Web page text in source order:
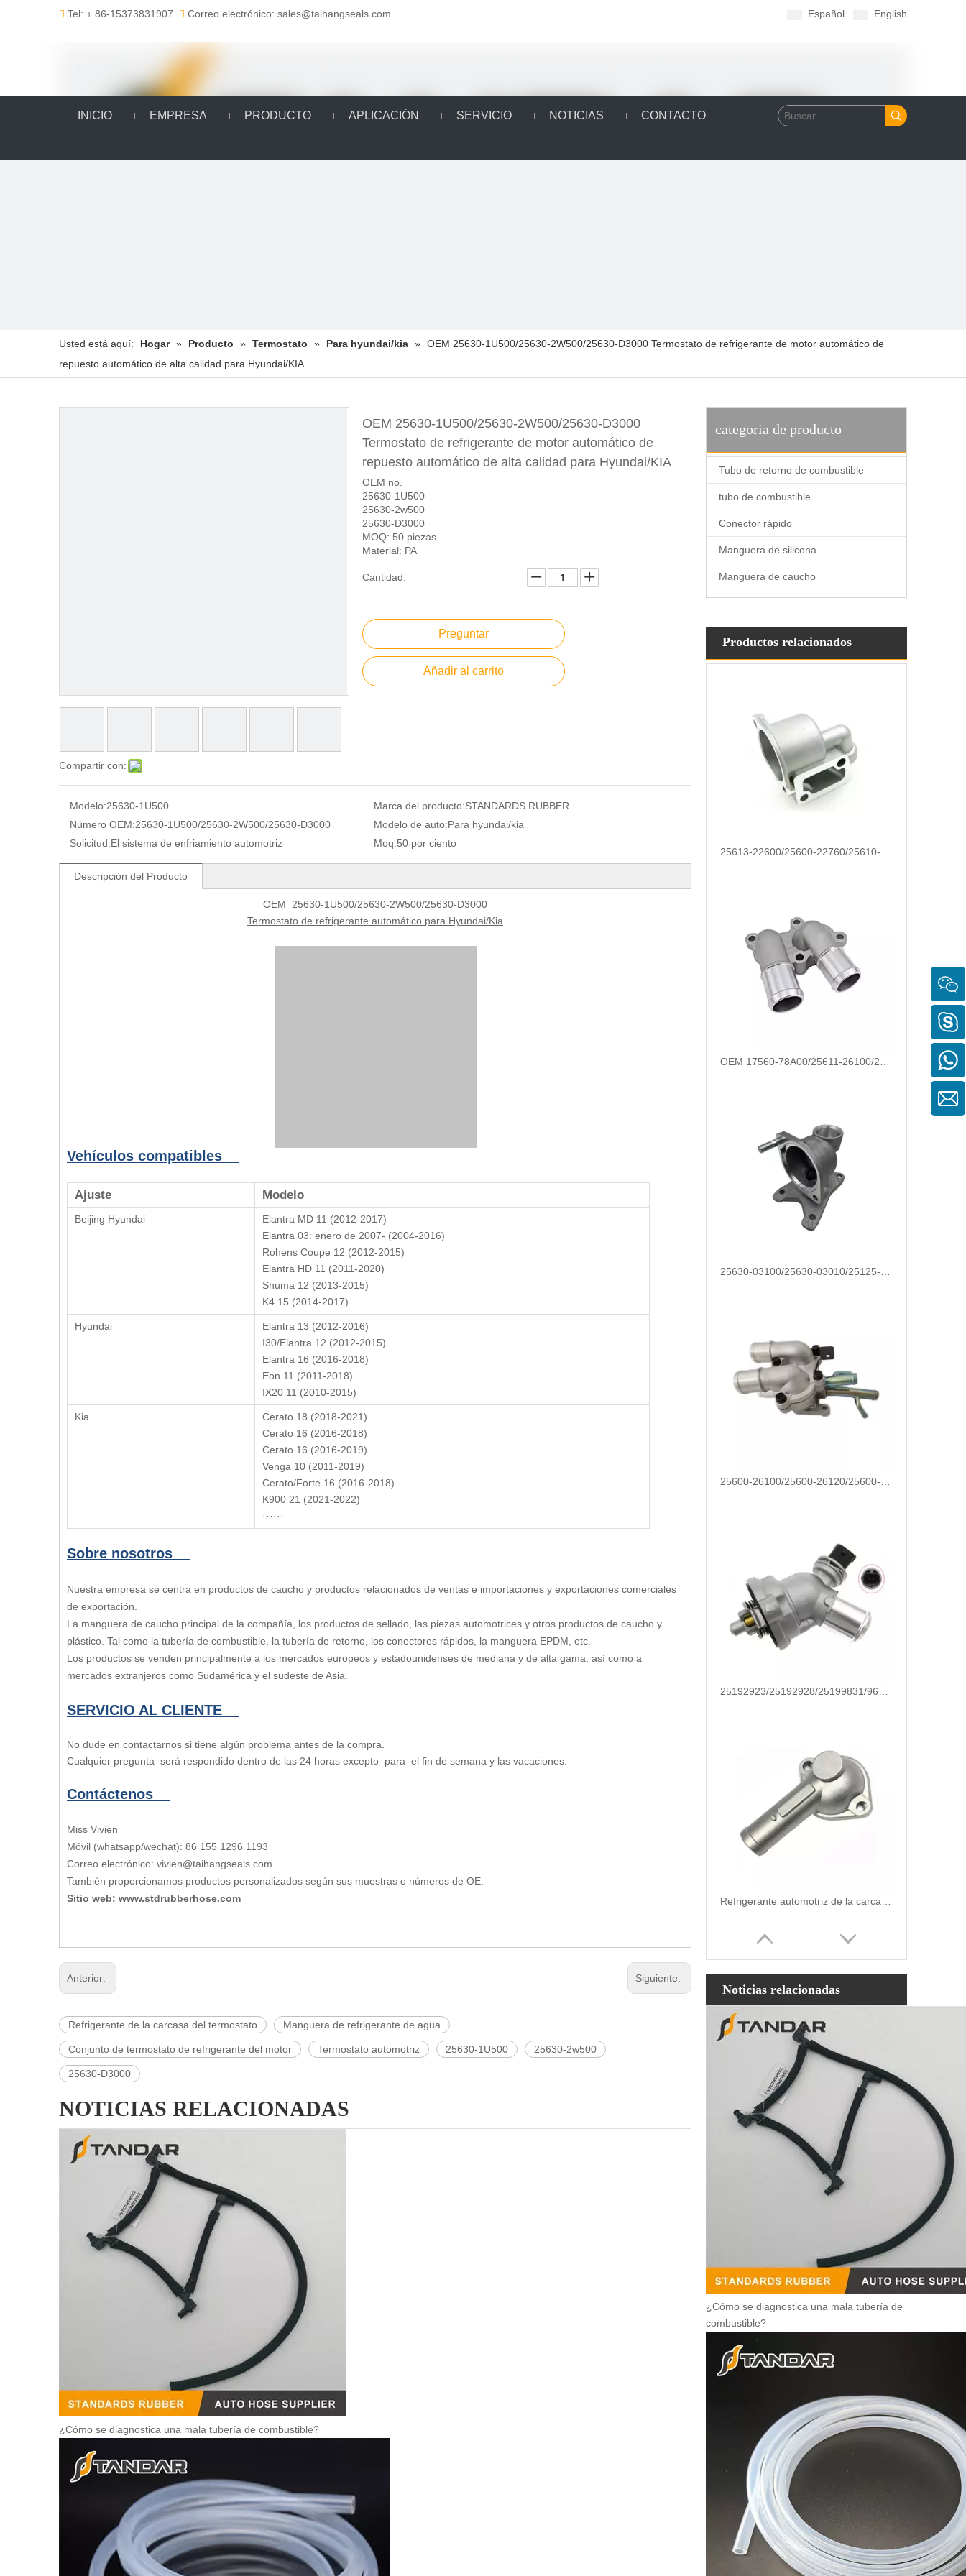
 Tel: + 86-15373831907  Correo electrónico: sales@taihangseals.com Español English
INICIO EMPRESA PRODUCTO APLICACIÓN SERVICIO NOTICIAS CONTACTO
Usted está aquí: Hogar » Producto » Termostato » Para hyundai/kia » OEM 25630-1U500/25630-2W500/25630-D3000 Termostato de refrigerante de motor automático de
repuesto automático de alta calidad para Hyundai/KIA
Compartir con:
OEM 25630-1U500/25630-2W500/25630-D3000
Termostato de refrigerante de motor automático de
repuesto automático de alta calidad para Hyundai/KIA
OEM no.
25630-1U500
25630-2w500
25630-D3000
MOQ: 50 piezas
Material: PA
Cantidad:
Preguntar
Añadir al carrito
Modelo:25630-1U500 Marca del producto:STANDARDS RUBBER
Número OEM:25630-1U500/25630-2W500/25630-D3000 Modelo de auto:Para hyundai/kia
Solicitud:El sistema de enfriamiento automotriz Moq:50 por ciento
Descripción del Producto
OEM 25630-1U500/25630-2W500/25630-D3000
Termostato de refrigerante automático para Hyundai/Kia
Vehículos compatibles
Ajuste Modelo
Beijing Hyundai
Elantra MD 11 (2012-2017)
Elantra 03: enero de 2007- (2004-2016)
Rohens Coupe 12 (2012-2015)
Elantra HD 11 (2011-2020)
Shuma 12 (2013-2015)
K4 15 (2014-2017)
Hyundai
Elantra 13 (2012-2016)
I30/Elantra 12 (2012-2015)
Elantra 16 (2016-2018)
Eon 11 (2011-2018)
IX20 11 (2010-2015)
Kia
Cerato 18 (2018-2021)
Cerato 16 (2016-2018)
Cerato 16 (2016-2019)
Venga 10 (2011-2019)
Cerato/Forte 16 (2016-2018)
K900 21 (2021-2022)
······
Sobre nosotros
Nuestra empresa se centra en productos de caucho y productos relacionados de ventas e importaciones y exportaciones comerciales
de exportación.
La manguera de caucho principal de la compañía, los productos de sellado, las piezas automotrices y otros productos de caucho y
plástico. Tal como la tubería de combustible, la tubería de retorno, los conectores rápidos, la manguera EPDM, etc.
Los productos se venden principalmente a los mercados europeos y estadounidenses de mediana y de alta gama, así como a
mercados extranjeros como Sudamérica y el sudeste de Asia.
SERVICIO AL CLIENTE
No dude en contactarnos si tiene algún problema antes de la compra.
Cualquier pregunta será respondido dentro de las 24 horas excepto para el fin de semana y las vacaciones.
Contáctenos
Miss Vivien
Móvil (whatsapp/wechat): 86 155 1296 1193
Correo electrónico: vivien@taihangseals.com
También proporcionamos productos personalizados según sus muestras o números de OE.
Sitio web: www.stdrubberhose.com
Anterior: Siguiente:
Refrigerante de la carcasa del termostato Manguera de refrigerante de agua
Conjunto de termostato de refrigerante del motor Termostato automotriz 25630-1U500 25630-2w500
25630-D3000
NOTICIAS RELACIONADAS
¿Cómo se diagnostica una mala tubería de combustible?
categoria de producto
Tubo de retorno de combustible
tubo de combustible
Conector rápido
Manguera de silicona
Manguera de caucho
Productos relacionados
Noticias relacionadas
¿Cómo se diagnostica una mala tubería de
combustible?